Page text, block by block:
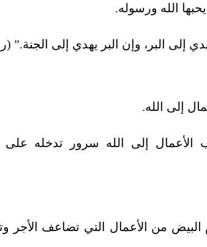
الله ورسوله.
إلى البر، وإن البر يهدي إلى الجنة.”
إلى الله.
إلى الله سرور تدخله على
البيض من الأعمال التي تضاعف الأجر